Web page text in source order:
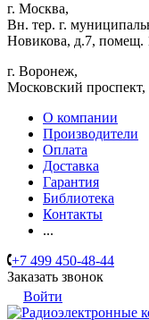
г. Москва,
Вн. тер. г.
Новикова, д.7, помещ.
г. Воронеж,
​Московский
О компании
Производители
Оплата
Доставка
Гарантия
Библиотека
Контакты
...
+7 499 450-48-44
Заказать звонок
Войти